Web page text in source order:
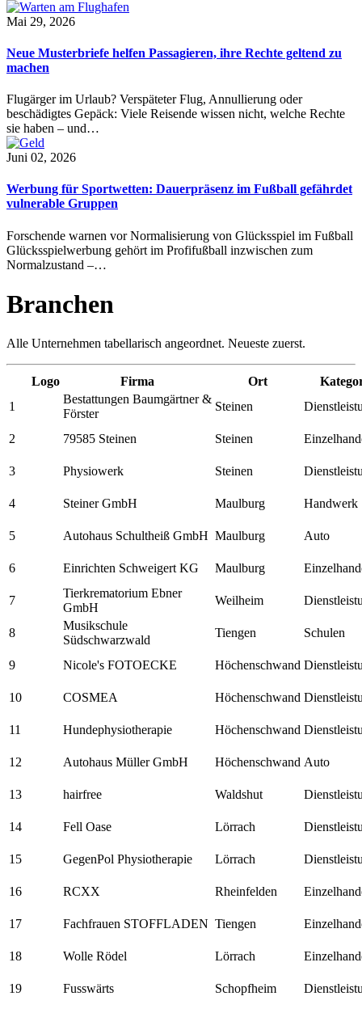
Mai 29, 2026
Neue Musterbriefe helfen Passagieren, ihre Rechte geltend zu
machen
Flugärger im Urlaub? Verspäteter Flug, Annullierung oder
beschädigtes Gepäck: Viele Reisende wissen nicht, welche Rechte
sie haben – und…
Juni 02, 2026
Werbung für Sportwetten: Dauerpräsenz im Fußball gefährdet
vulnerable Gruppen
Forschende warnen vor Normalisierung von Glücksspiel im Fußball
Glücksspielwerbung gehört im Profifußball inzwischen zum
Normalzustand –…
Branchen
Alle Unternehmen tabellarisch angeordnet. Neueste zuerst.
Logo Firma Ort
1
Bestattungen Baumgärtner &
Förster
Steinen
2 79585 Steinen Steinen
3 Physiowerk Steinen
4 Steiner GmbH Maulburg Handwerk
5 Autohaus Schultheiß GmbH Maulburg Auto
6 Einrichten Schweigert KG Maulburg
7
Tierkrematorium Ebner
GmbH
Weilheim
8
Musikschule
Südschwarzwald
Tiengen Schulen
9 Nicole's FOTOECKE Höchenschwand
10 COSMEA Höchenschwand
11 Hundephysiotherapie Höchenschwand
12 Autohaus Müller GmbH Höchenschwand Auto
13 hairfree Waldshut
14 Fell Oase Lörrach
15 GegenPol Physiotherapie Lörrach
16 RCXX Rheinfelden
17 Fachfrauen STOFFLADEN Tiengen
18 Wolle Rödel Lörrach
19 Fusswärts Schopfheim